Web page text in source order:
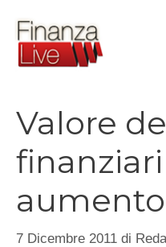
contenuto
Valore
aumento
7 Dicembre 2011 di